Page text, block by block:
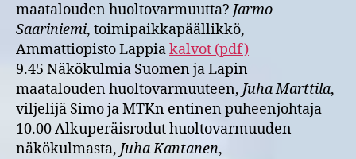
maatalouden huoltovarmuutta? Jarmo
Saariniemi, toimipaikkapäällikkö,
Ammattiopisto Lappiakalvot (pdf)
9.45 Näkökulmia Suomen ja Lapin
maatalouden huoltovarmuuteen, Juha Marttila,
viljelijä Simo ja MTKn entinen puheenjohtaja
10.00 Alkuperäisrodut huoltovarmuuden
näkökulmasta, Juha Kantanen,